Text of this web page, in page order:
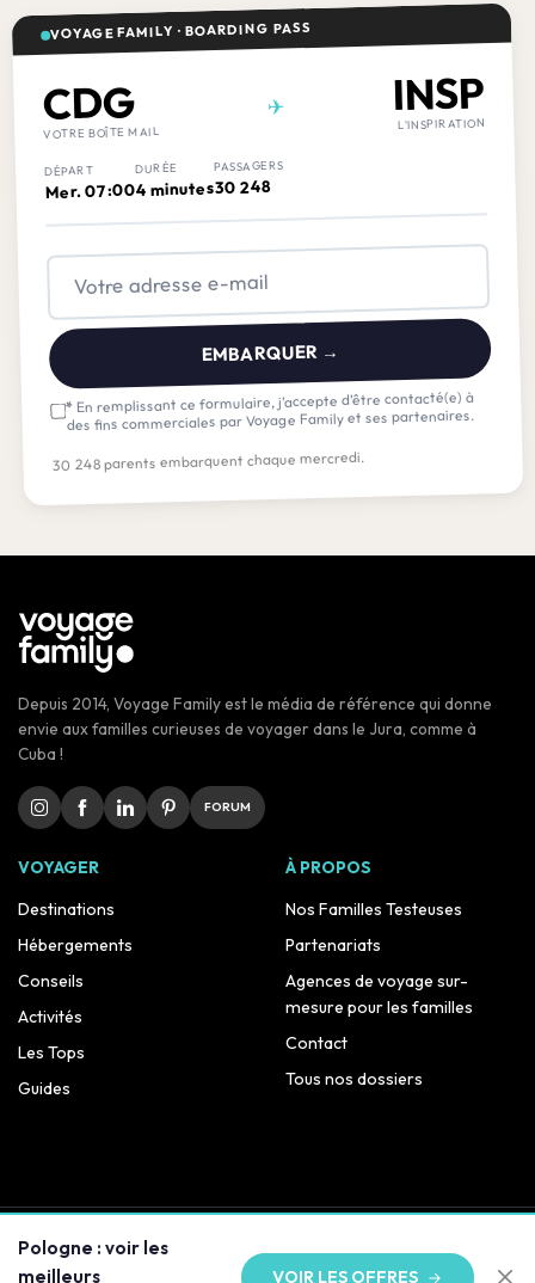
VOYAGE FAMILY · BOARDING PASS
CDG
VOTRE BOÎTE MAIL
✈ INSP
L'INSPIRATION
DÉPART
Mer. 07:00
DURÉE
4 minutes
PASSAGERS
30 248
EMBARQUER →
*En remplissant ce formulaire, j’accepte d’être contacté(e) à
des fins commerciales par Voyage Family et ses partenaires.
30 248 parents embarquent chaque mercredi.
Depuis 2014, Voyage Family est le média de référence qui donne
envie aux familles curieuses de voyager dans le Jura, comme à
Cuba !
FORUM
VOYAGER
Destinations
Hébergements
Conseils
Activités
Les Tops
Guides
À PROPOS
Nos Familles Testeuses
Partenariats
Agences de voyage sur-
mesure pour les familles
Contact
Tous nos dossiers
© 2014–2026 Voyage Family · Tous droits réservés
Pologne : voir les
meilleurs
VOIR LES OFFRES